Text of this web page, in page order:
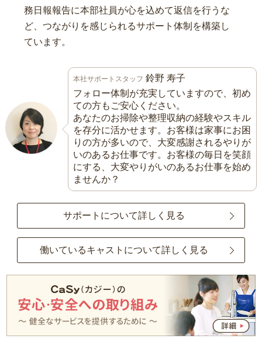
務日報報告に本部社員が心を込めて返信を行うな
ど、つながりを感じられるサポート体制を構築し
ています。
本社サポートスタッフ 鈴野 寿子
フォロー体制が充実していますので、初め
ての方もご安心ください。
あなたのお掃除や整理収納の経験やスキル
を存分に活かせます。お客様は家事にお困
りの方が多いので、大変感謝されるやりが
いのあるお仕事です。お客様の毎日を笑顔
にする、大変やりがいのあるお仕事を始め
ませんか？
サポートについて詳しく見る
働いているキャストについて詳しく見る